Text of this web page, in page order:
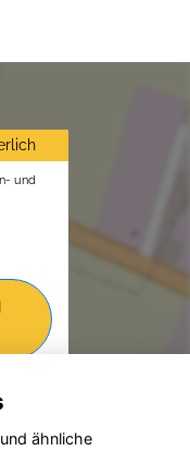
und
ähnliche